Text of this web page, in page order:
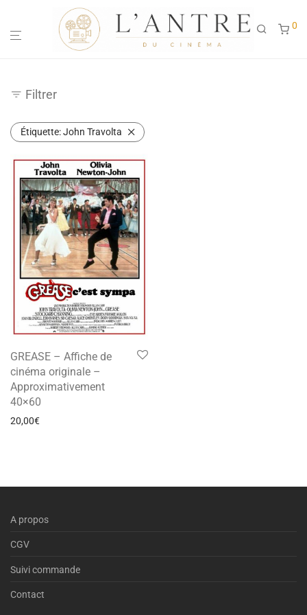
0
Filtrer
Étiquette:John Travolta
GREASE – Affiche de
cinéma originale –
Approximativement
40×60
20,00€
A propos
CGV
Suivi commande
Contact